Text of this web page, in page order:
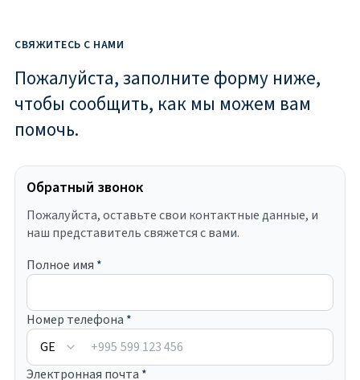
СВЯЖИТЕСЬ С НАМИ
Пожалуйста, заполните форму ниже,
чтобы сообщить, как мы можем вам
помочь.
Обратный звонок
Пожалуйста, оставьте свои контактные данные, и
наш представитель свяжется с вами.
Полное имя *
Номер телефона *
+995
Электронная почта *